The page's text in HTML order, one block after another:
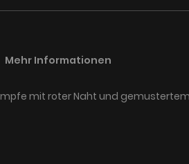
mit roter Naht und gemustertem
Mehr Informationen